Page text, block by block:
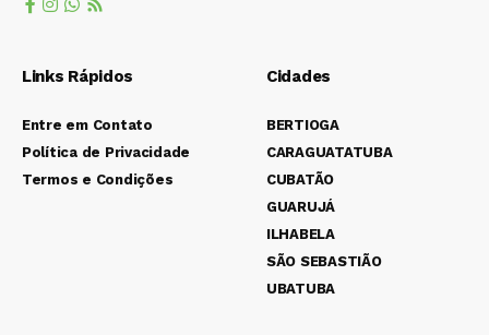
Links Rápidos
Entre em Contato
Política de Privacidade
Termos e Condições
Cidades
BERTIOGA
CARAGUATATUBA
CUBATÃO
GUARUJÁ
ILHABELA
SÃO SEBASTIÃO
UBATUBA